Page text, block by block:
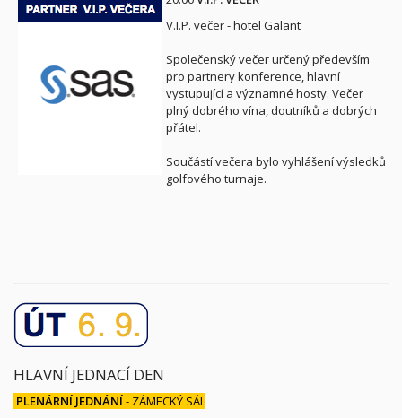
V.I.P. večer - hotel Galant
Společenský večer určený především
pro partnery konference, hlavní
vystupující a významné hosty. Večer
plný dobrého vína, doutníků a dobrých
přátel.
Součástí večera bylo vyhlášení výsledků
golfového turnaje.
HLAVNÍ JEDNACÍ DEN
PLENÁRNÍ JEDNÁNÍ- ZÁMECKÝ SÁL